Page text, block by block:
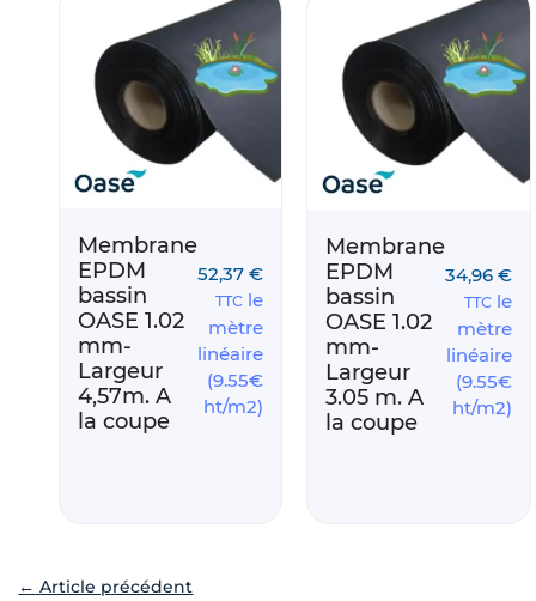
Membrane
EPDM
bassin
OASE 1.02
mm-
Largeur
4,57m. A
la coupe
52,37€
TTC le
mètre
linéaire
(9.55€
ht/m2)
Membrane
EPDM
bassin
OASE 1.02
mm-
Largeur
3.05 m. A
la coupe
34,96€
TTC le
mètre
linéaire
(9.55€
ht/m2)
← Article précédent